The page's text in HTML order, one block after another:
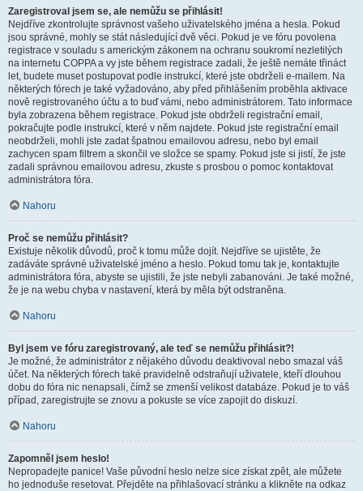
Zaregistroval jsem se, ale nemůžu se přihlásit!
Nejdříve zkontrolujte správnost vašeho uživatelského jména a hesla. Pokud
jsou správné, mohly se stát následující dvě věci. Pokud je ve fóru povolena
registrace v souladu s americkým zákonem na ochranu soukromí nezletilých
na internetu COPPA a vy jste během registrace zadali, že ještě nemáte třináct
let, budete muset postupovat podle instrukcí, které jste obdrželi e-mailem. Na
některých fórech je také vyžadováno, aby před přihlášením proběhla aktivace
nově registrovaného účtu a to buď vámi, nebo administrátorem. Tato informace
byla zobrazena během registrace. Pokud jste obdrželi registrační email,
pokračujte podle instrukcí, které v něm najdete. Pokud jste registrační email
neobdrželi, mohli jste zadat špatnou emailovou adresu, nebo byl email
zachycen spam filtrem a skončil ve složce se spamy. Pokud jste si jistí, že jste
zadali správnou emailovou adresu, zkuste s prosbou o pomoc kontaktovat
administrátora fóra.
Nahoru
Proč se nemůžu přihlásit?
Existuje několik důvodů, proč k tomu může dojít. Nejdříve se ujistěte, že
zadáváte správné uživatelské jméno a heslo. Pokud tomu tak je, kontaktujte
administrátora fóra, abyste se ujistili, že jste nebyli zabanováni. Je také možné,
že je na webu chyba v nastavení, která by měla být odstraněna.
Nahoru
Byl jsem ve fóru zaregistrovaný, ale teď se nemůžu přihlásit?!
Je možné, že administrátor z nějakého důvodu deaktivoval nebo smazal váš
účet. Na některých fórech také pravidelně odstraňují uživatele, kteří dlouhou
dobu do fóra nic nenapsali, čímž se zmenší velikost databáze. Pokud je to váš
případ, zaregistrujte se znovu a pokuste se více zapojit do diskuzí.
Nahoru
Zapomněl jsem heslo!
Nepropadejte panice! Vaše původní heslo nelze sice získat zpět, ale můžete
ho jednoduše resetovat. Přejděte na přihlašovací stránku a klikněte na odkaz